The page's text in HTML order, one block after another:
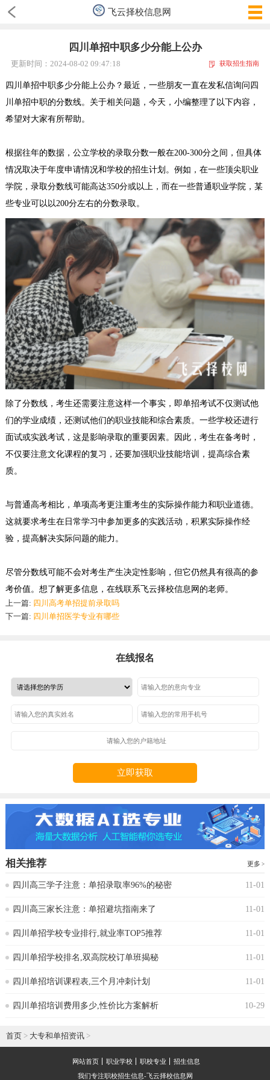
飞云择校信息网
四川单招中职多少分能上公办
更新时间：2024-08-02 09:47:18 获取招生指南
四川单招中职多少分能上公办？ 最近，一些朋友一直在发私信询问四
川单招中职的分数线。 关于相关问题，今天， 小编整理了以下内容，
希望对大家有所帮助。
根据往年的数据，公立学校的录取分数一般在200-300分之间，但具体
情况取决于年度申请情况和学校的招生计划。例如，在一些顶尖职业
学院，录取分数线可能高达350分或以上，而在一些普通职业学院，某
些专业可以以200分左右的分数录取。
除了分数线，考生还需要注意这样一个事实，即单招考试不仅测试他
们的学业成绩，还测试他们的职业技能和综合素质。一些学校还进行
面试或实践考试，这是影响录取的重要因素。因此，考生在备考时，
不仅要注意文化课程的复习，还要加强职业技能培训，提高综合素
质。
与普通高考相比，单项高考更注重考生的实际操作能力和职业道德。
这就要求考生在日常学习中参加更多的实践活动，积累实际操作经
验，提高解决实际问题的能力。
尽管分数线可能不会对考生产生决定性影响，但它仍然具有很高的参
考价值 。 想了解更多信息，在线联系飞云择校信息网的老师。
上一篇: 四川高考单招提前录取吗
下一篇: 四川单招医学专业有哪些
在线报名
立即获取
相关推荐 更多
四川高三学子注意：单招录取率96%的秘密 11-01
四川高三家长注意：单招避坑指南来了 11-01
四川单招学校专业排行,就业率TOP5推荐 11-01
四川单招学校排名,双高院校订单班揭秘 11-01
四川单招培训课程表,三个月冲刺计划 11-01
四川单招培训费用多少,性价比方案解析 10-29
首页 > 大专和单招资讯 >
网站首页 职业学校 职校专业
招生信息
我们专注职校招生信息-飞云择校信息网